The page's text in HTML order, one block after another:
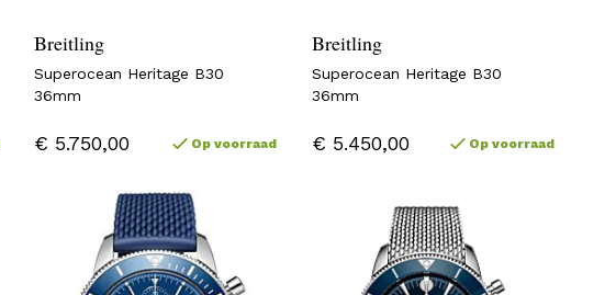
Breitling
Superocean Heritage B30
36mm
€ 5.750,00 Op voorraad
Breitling
Superocean Heritage B30
36mm
€ 5.450,00 Op voorraad